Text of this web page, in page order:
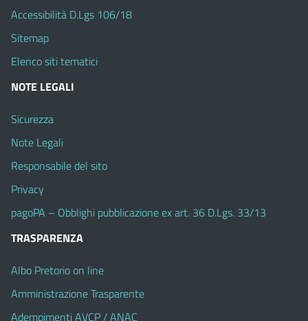
Accessibilità D.Lgs 106/18
Sitemap
Elenco siti tematici
NOTE LEGALI
Sicurezza
Note Legali
Responsabile del sito
Privacy
pagoPA – Obblighi pubblicazione ex art. 36 D.Lgs. 33/13
TRASPARENZA
Albo Pretorio on line
Amministrazione Trasparente
Adempimenti AVCP / ANAC